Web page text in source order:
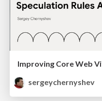
sergeychernyshev